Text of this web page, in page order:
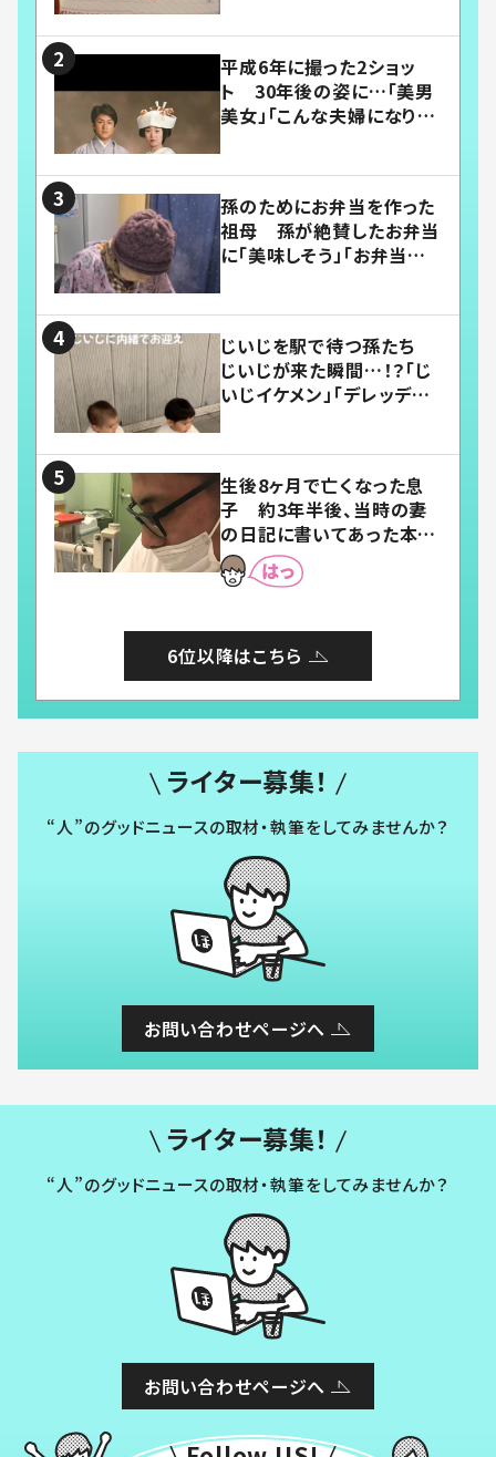
平成6年に撮った2ショッ
ト 30年後の姿に…「美男
美女」「こんな夫婦になりた
孫のためにお弁当を作った
祖母 孫が絶賛したお弁当
に「美味しそう」「お弁当すご
じいじを駅で待つ孫たち
じいじが来た瞬間…！？「じ
いじイケメン」「デレッデレ」
生後8ヶ月で亡くなった息
子 約3年半後、当時の妻
の日記に書いてあった本音
とは
6位以降はこちら
ライター募集！
“人”のグッドニュースの取材・執筆をしてみませんか？
お問い合わせページへ
ライター募集！
“人”のグッドニュースの取材・執筆をしてみませんか？
お問い合わせページへ